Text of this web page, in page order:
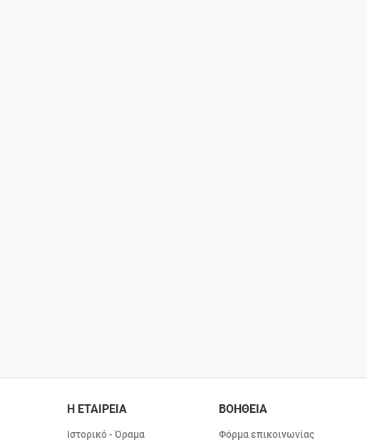
Η ΕΤΑΙΡΕΙΑ
Ιστορικό - Όραμα
ΒΟΗΘΕΙΑ
Φόρμα επικοινωνίας